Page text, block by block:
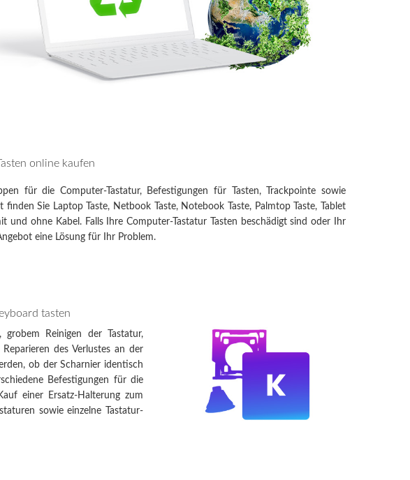
Sie uns
online kaufen
für die Computer-Tastatur, Befestigungen für Tasten, Trackpointe sowie
Sie Laptop Taste, Netbook Taste, Notebook Taste, Palmtop Taste, Tablet
und ohne Kabel. Falls Ihre Computer-Tastatur Tasten beschädigt sind oder Ihr
eine Lösung für Ihr Problem.
tasten
Reinigen der Tastatur,
des Verlustes an der
ob der Scharnier identisch
Befestigungen für die
einer Ersatz-Halterung zum
sowie einzelne Tastatur-